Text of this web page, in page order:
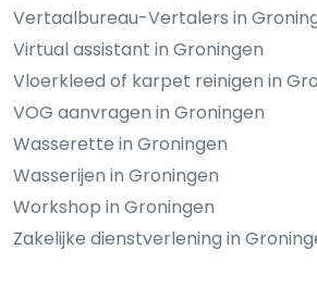
Vertaalbureau-Vertalers in
Virtual assistant in Groningen
Vloerkleed of karpet reinigen in
VOG aanvragen in Groningen
Wasserette in Groningen
Wasserijen in Groningen
Workshop in Groningen
Zakelijke dienstverlening in